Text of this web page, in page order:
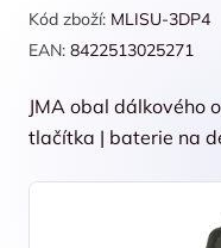
Kód zboží: MLISU-3DP4
EAN: 8422513025271
JMA obal dálkového
tlačítka | baterie na